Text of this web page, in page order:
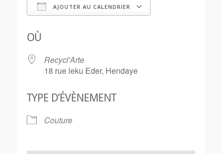
AJOUTER AU CALENDRIER
OÙ
Recycl'Arte
18 rue leku Eder, Hendaye
TYPE D’ÉVÈNEMENT
Couture